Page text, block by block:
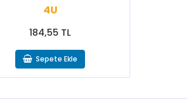
4U
184,55 TL
Sepete Ekle